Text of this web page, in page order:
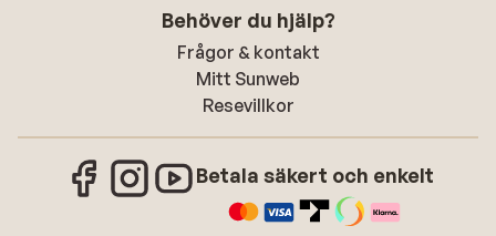
Behöver du hjälp?
Frågor & kontakt
Mitt Sunweb
Resevillkor
Betala säkert och enkelt